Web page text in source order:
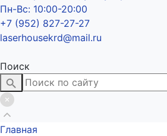
Пн-Вс: 10:00-20:00
+7 (952) 827-27-27
laserhousekrd@mail.ru
Поиск
Главная